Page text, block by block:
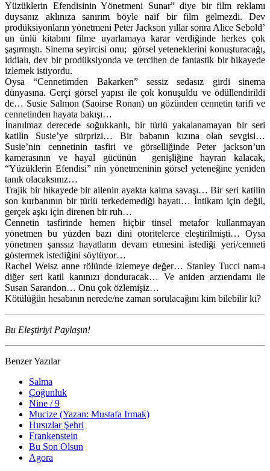
Yüzüklerin Efendisinin Yönetmeni Sunar” diye bir film reklamı
duysanız aklınıza sanırım böyle naif bir film gelmezdi. Dev
prodüksiyonların yönetmeni Peter Jackson yıllar sonra Alice Sebold’
un ünlü kitabını filme uyarlamaya karar verdiğinde herkes çok
şaşırmıştı. Sinema seyircisi onu; görsel yeteneklerini konuşturacağı,
iddialı, dev bir prodüksiyonda ve tercihen de fantastik bir hikayede
izlemek istiyordu.
Oysa “Cennetimden Bakarken” sessiz sedasız girdi sinema
dünyasına. Gerçi görsel yapısı ile çok konuşuldu ve ödüllendirildi
de… Susie Salmon (Saoirse Ronan) un gözünden cennetin tarifi ve
cennetinden hayata bakışı…
İnanılmaz derecede soğukkanlı, bir türlü yakalanamayan bir seri
katilin Susie’ye sürprizi… Bir babanın kızına olan sevgisi…
Susie’nin cennetinin tasfiri ve görselliğinde Peter jackson’un
kamerasının ve hayal gücünün genişliğine hayran kalacak,
“Yüzüklerin Efendisi” nin yönetmeninin görsel yeteneğine yeniden
tanık olacaksınız…
Trajik bir hikayede bir ailenin ayakta kalma savaşı… Bir seri katilin
son kurbanının bir türlü terkedemediği hayatı… İntikam için değil,
gerçek aşkı için direnen bir ruh…
Cennetin tasfirinde hemen hiçbir tinsel metafor kullanmayan
yönetmen bu yüzden bazı dini otoritelerce eleştirilmişti… Oysa
yönetmen şanssız hayatların devam etmesini istediği yeri/cenneti
göstermek istediğini söylüyor…
Rachel Weisz anne rölünde izlemeye değer… Stanley Tucci nam-ı
diğer seri katil kanınızı donduracak… Ve aniden arzıendamı ile
Susan Sarandon… Onu çok özlemişiz…
Kötülüğün hesabının nerede/ne zaman sorulacağını kim bilebilir ki?
Bu Eleştiriyi Paylaşın!
Benzer Yazılar
Salma
Çoğunluk
Nine / 9
Mucize (Yazan: Mustafa Irmak)
Hırsızlar Şehri
Frankenstein
Bu Son Olsun
Agora